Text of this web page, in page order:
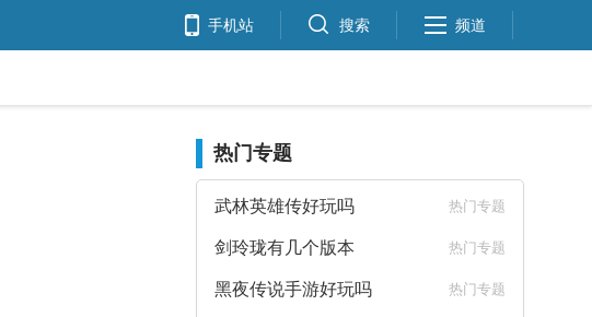
手机站 搜索 频道
热门专题
武林英雄传好玩吗 热门专题
剑玲珑有几个版本 热门专题
黑夜传说手游好玩吗 热门专题